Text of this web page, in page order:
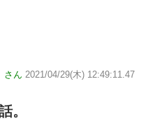
さん 2021/04/29(木) 12:49:11.47
。